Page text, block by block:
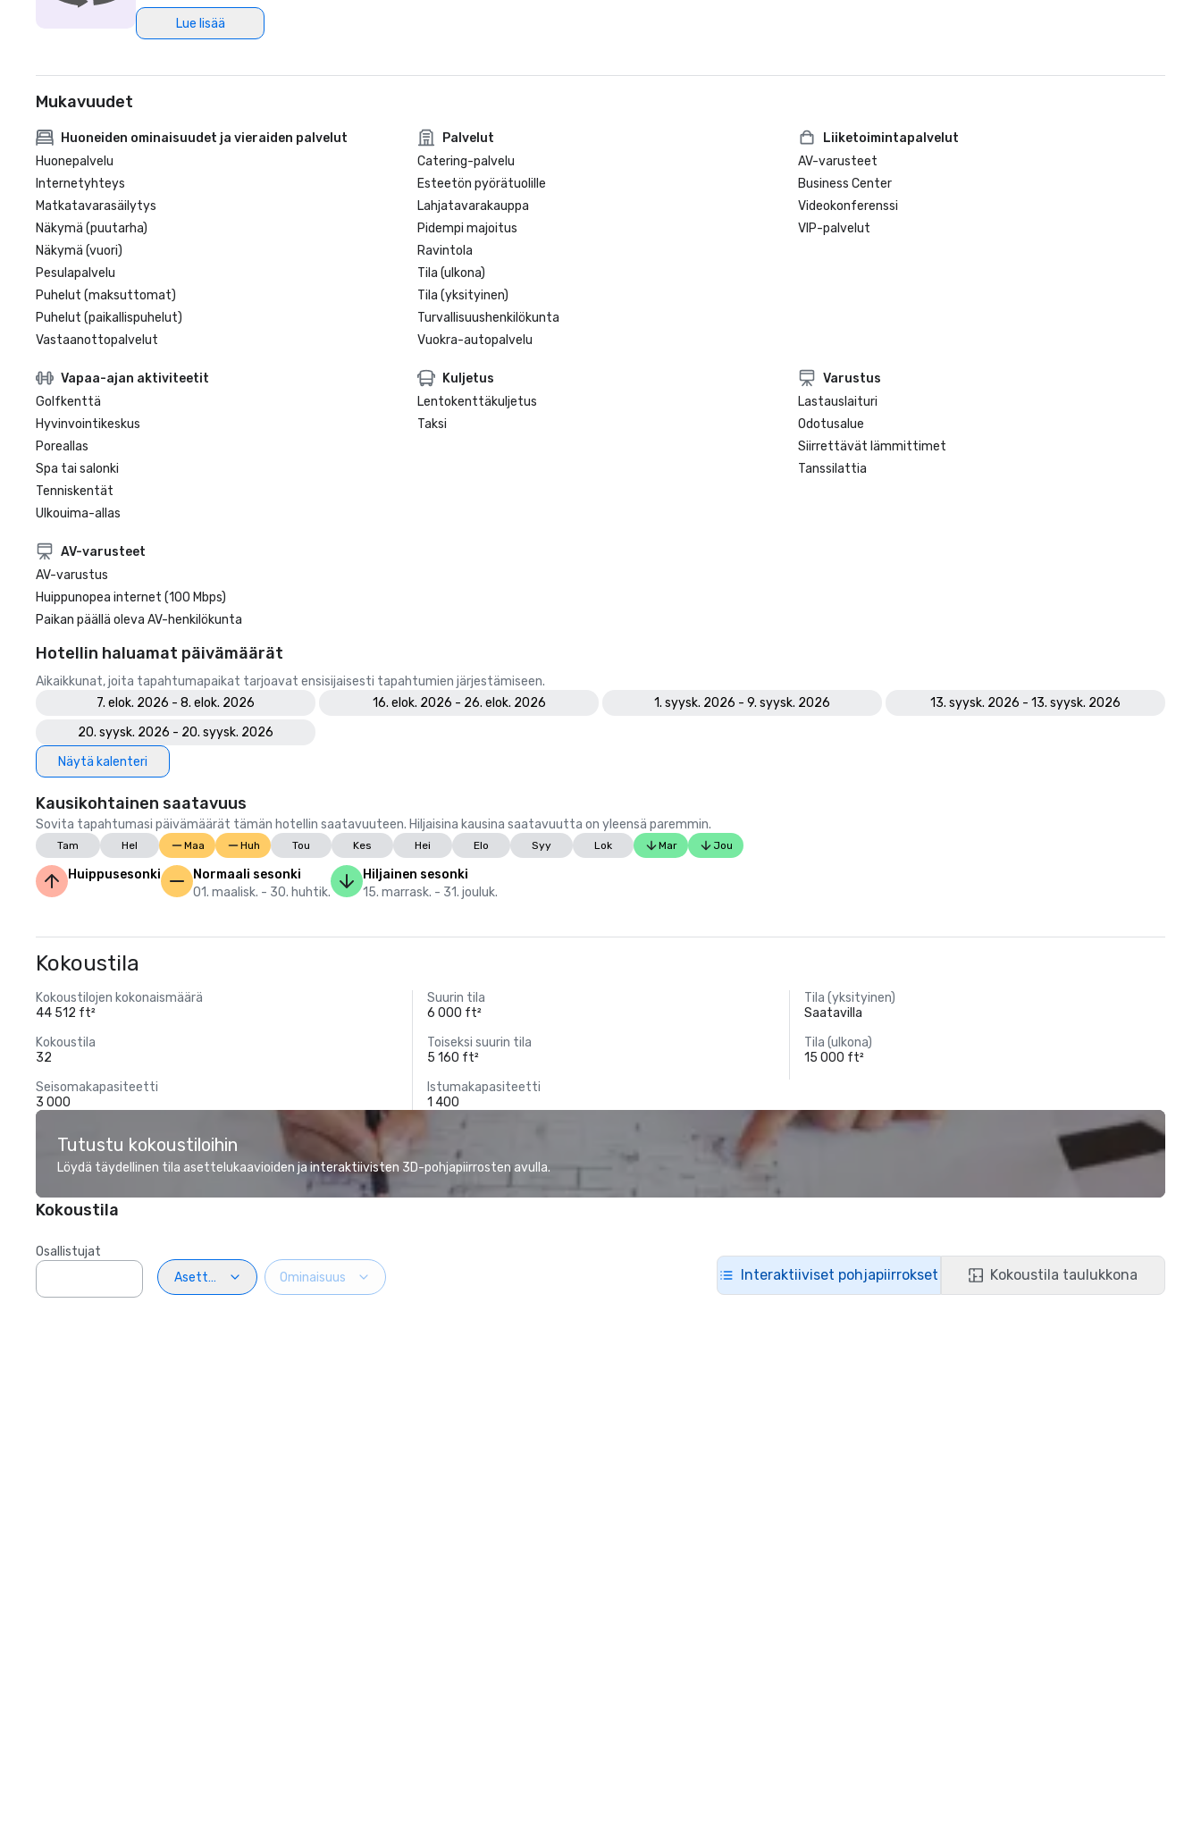
Lue lisää
Mukavuudet
Huoneiden ominaisuudet ja vieraiden palvelut
Huonepalvelu
Internetyhteys
Matkatavarasäilytys
Näkymä (puutarha)
Näkymä (vuori)
Pesulapalvelu
Puhelut (maksuttomat)
Puhelut (paikallispuhelut)
Vastaanottopalvelut
Palvelut
Catering-palvelu
Esteetön pyörätuolille
Lahjatavarakauppa
Pidempi majoitus
Ravintola
Tila (ulkona)
Tila (yksityinen)
Turvallisuushenkilökunta
Vuokra-autopalvelu
Liiketoimintapalvelut
AV-varusteet
Business Center
Videokonferenssi
VIP-palvelut
Vapaa-ajan aktiviteetit
Golfkenttä
Hyvinvointikeskus
Poreallas
Spa tai salonki
Tenniskentät
Ulkouima-allas
Kuljetus
Lentokenttäkuljetus
Taksi
Varustus
Lastauslaituri
Odotusalue
Siirrettävät lämmittimet
Tanssilattia
AV-varusteet
AV-varustus
Huippunopea internet (100 Mbps)
Paikan päällä oleva AV-henkilökunta
Hotellin haluamat päivämäärät
Aikaikkunat, joita tapahtumapaikat tarjoavat ensisijaisesti tapahtumien järjestämiseen.
7. elok. 2026 - 8. elok. 2026
16. elok. 2026 - 26. elok. 2026 1. syysk. 2026 - 9. syysk. 2026
13. syysk. 2026 - 13. syysk. 2026
20. syysk. 2026 - 20. syysk. 2026
Näytä kalenteri
Kausikohtainen saatavuus
Sovita tapahtumasi päivämäärät tämän hotellin saatavuuteen. Hiljaisina kausina saatavuutta on yleensä paremmin.
Tam Hel Maa Huh Tou Kes Hei Elo Syy Lok Mar Jou
Huippusesonki
Normaali sesonki
01. maalisk. - 30. huhtik.
Hiljainen sesonki
15. marrask. - 31. jouluk.
Kokoustila
Kokoustilojen kokonaismäärä
44 512 ft²
Suurin tila
6 000 ft²
Tila (yksityinen)
Saatavilla
Kokoustila
32
Toiseksi suurin tila
5 160 ft²
Tila (ulkona)
15 000 ft²
Seisomakapasiteetti
3 000
Istumakapasiteetti
1 400
Tutustu kokoustiloihin
Löydä täydellinen tila asettelukaavioiden ja interaktiivisten 3D-pohjapiirrosten avulla.
Kokoustila
Osallistujat
Asettelu
Ominaisuus Interaktiiviset pohjapiirrokset Kokoustila taulukkona